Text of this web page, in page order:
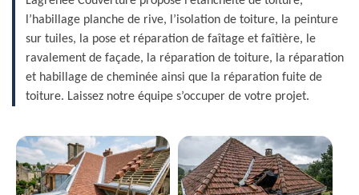
l’habillage planche de rive, l’isolation de toiture, la peinture
sur tuiles, la pose et réparation de faîtage et faîtière, le
ravalement de façade, la réparation de toiture, la réparation
et habillage de cheminée ainsi que la réparation fuite de
toiture. Laissez notre équipe s’occuper de votre projet.